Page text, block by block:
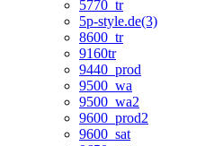
5770_tr
5p-style.de(3)
8600_tr
9160tr
9440_prod
9500_wa
9500_wa2
9600_prod2
9600_sat